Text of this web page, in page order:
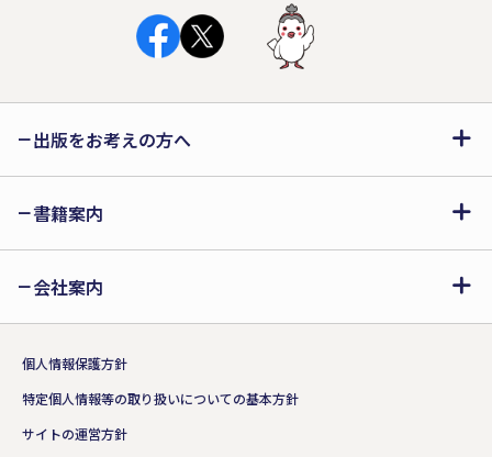
出版をお考えの方へ
書籍案内
会社案内
個人情報保護方針
特定個人情報等の取り扱いについての基本方針
サイトの運営方針